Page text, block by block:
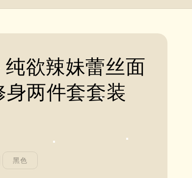
欲辣妹蕾丝面
两件套套装
黑色